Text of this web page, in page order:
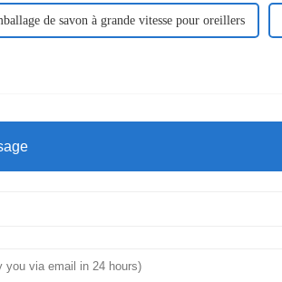
de savon à grande vitesse pour oreillers